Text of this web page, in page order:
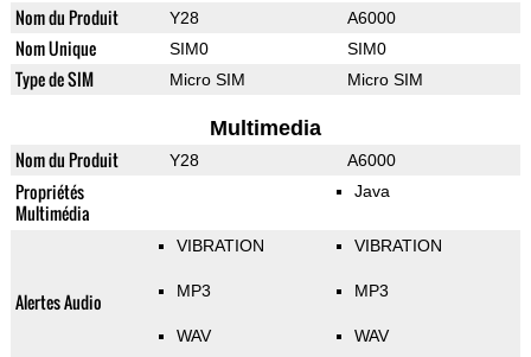
Nom du Produit Y28 A6000
Nom Unique SIM0 SIM0
Type de SIM Micro SIM Micro SIM
Multimedia
Nom du Produit Y28 A6000
Propriétés
Multimédia
Java
Alertes Audio
VIBRATION
MP3
WAV
VIBRATION
MP3
WAV